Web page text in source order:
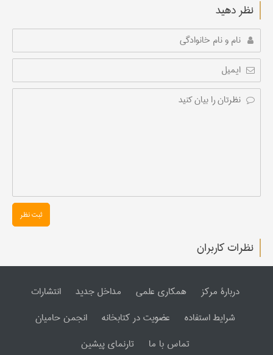
نظر دهید
ثبت نظر
نظرات کاربران
دربارۀ مرکز همکاری علمی مداخل جدید
انتشارات
شرایط استفاده
عضویت در کتابخانه
انجمن حامیان
تماس با ما
تارنمای پیشین